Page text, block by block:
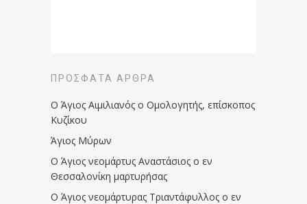
ΠΡΌΣΦΑΤΑ ΆΡΘΡΑ
Ο Άγιος Αιμιλιανός ο Ομολογητής, επίσκοπος
Κυζίκου
Άγιος Μύρων
Ο Άγιος νεομάρτυς Αναστάσιος ο εν
Θεσσαλονίκη μαρτυρήσας
Ο Άγιος νεομάρτυρας Τριαντάφυλλος ο εν